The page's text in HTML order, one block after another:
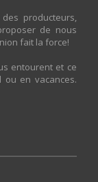
producteurs,
de nous
fait la force!
entourent et ce
en vacances.